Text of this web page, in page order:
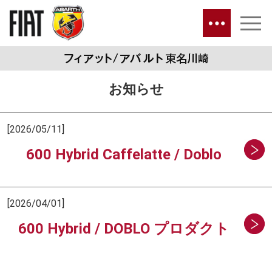
お知らせ
[2026/05/11]
600 Hybrid Caffelatte / Doblo
[2026/04/01]
600 Hybrid / DOBLO プロダクト